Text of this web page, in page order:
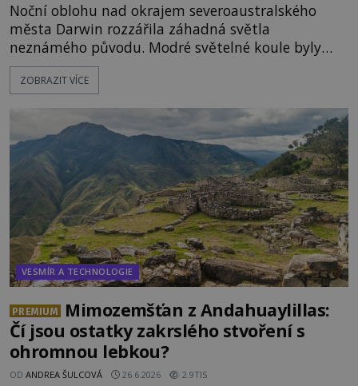
Noční oblohu nad okrajem severoaustralského
města Darwin rozzářila záhadná světla
neznámého původu. Modré světelné koule byly
viditelné nejméně dvacet minut, během nichž se
opakovaně objevovaly a zase mizely. Svědek, který
mohlo jít o návštěvu ze světa duchů. Záhadný
záznam okamžitě rozpoutal deb
ZOBRAZIT VÍCE
VESMÍR A TECHNOLOGIE
PREMIUM
Mimozemšťan z Andahuaylillas:
Čí jsou ostatky zakrslého stvoření s
ohromnou lebkou?
OD ANDREA ŠULCOVÁ 26.6.2026 2.9TIS